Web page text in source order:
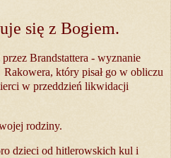
się z Bogiem.
Brandstattera - wyznanie
Rakowera, który pisał go w obliczu
w przeddzień likwidacji
rodziny.
dzieci od hitlerowskich kul i